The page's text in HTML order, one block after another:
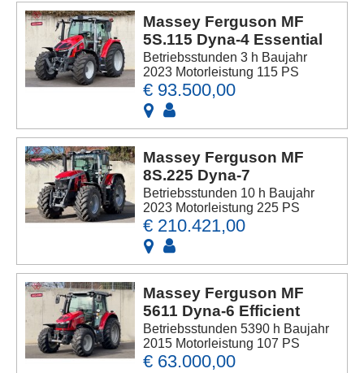
Massey Ferguson MF
5S.115 Dyna-4 Essential
Betriebsstunden 3 h Baujahr
2023 Motorleistung 115 PS
€ 93.500,00
Massey Ferguson MF
8S.225 Dyna-7
Betriebsstunden 10 h Baujahr
2023 Motorleistung 225 PS
€ 210.421,00
Massey Ferguson MF
5611 Dyna-6 Efficient
Betriebsstunden 5390 h Baujahr
2015 Motorleistung 107 PS
€ 63.000,00